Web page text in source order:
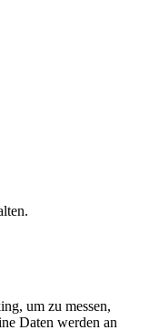
um zu messen,
Daten werden an